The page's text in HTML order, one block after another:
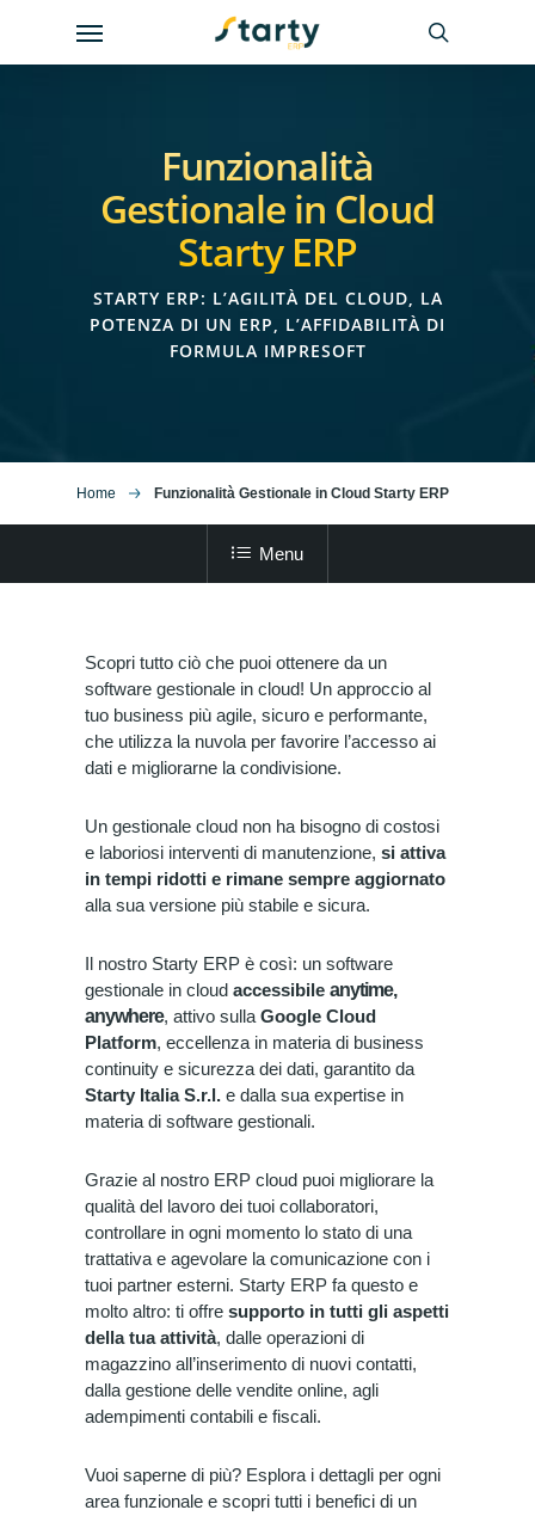
main
Menu
Funzionalità
Gestionale in Cloud
Starty ERP
STARTY ERP: L’AGILITÀ DEL CLOUD, LA
POTENZA DI UN ERP, L’AFFIDABILITÀ DI
FORMULA IMPRESOFT
Home Funzionalità Gestionale in Cloud Starty ERP
Menu
Scopri tutto ciò che puoi ottenere da un
software gestionale in cloud! Un approccio al
tuo business più agile, sicuro e performante,
che utilizza la nuvola per favorire l’accesso ai
dati e migliorarne la condivisione.
Un gestionale cloud non ha bisogno di costosi
e laboriosi interventi di manutenzione, si attiva
in tempi ridotti e rimane sempre aggiornato
alla sua versione più stabile e sicura.
Il nostro Starty ERP è così: un software
gestionale in cloud accessibile anytime,
anywhere, attivo sulla Google Cloud
Platform, eccellenza in materia di business
continuity e sicurezza dei dati, garantito da
Starty Italia S.r.l.e dalla sua expertise in
materia di software gestionali.
Grazie al nostro ERP cloud puoi migliorare la
qualità del lavoro dei tuoi collaboratori,
controllare in ogni momento lo stato di una
trattativa e agevolare la comunicazione con i
tuoi partner esterni. Starty ERP fa questo e
molto altro: ti offre supporto in tutti gli aspetti
della tua attività, dalle operazioni di
magazzino all’inserimento di nuovi contatti,
dalla gestione delle vendite online, agli
adempimenti contabili e fiscali.
Vuoi saperne di più? Esplora i dettagli per ogni
area funzionale e scopri tutti i benefici di un